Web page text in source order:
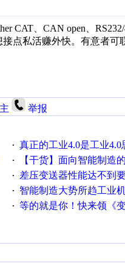
CAT、CAN open、
点私活赚外快。有意者可
举报
· 真正的工业4.0是工业4.0
· 【干货】面向智能制造
· 差压变送器性能达不到要求
· 智能制造大势所趋工业机器
· 等的就是你！快来领《变形金